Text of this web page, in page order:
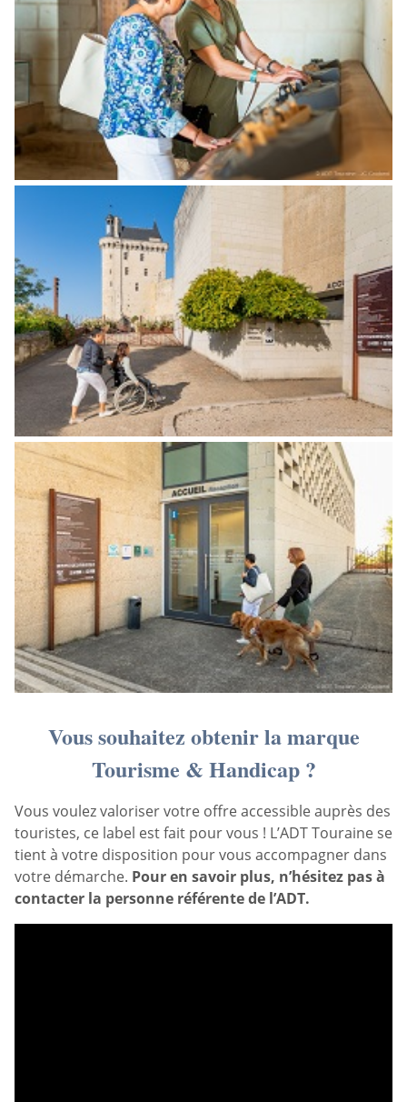
Vous souhaitez obtenir la marque
Tourisme & Handicap ?
Vous voulez valoriser votre offre accessible auprès des
touristes, ce label est fait pour vous ! L’ADT Touraine se
tient à votre disposition pour vous accompagner dans
votre démarche. Pour en savoir plus, n’hésitez pas à
contacter la personne référente de l’ADT.